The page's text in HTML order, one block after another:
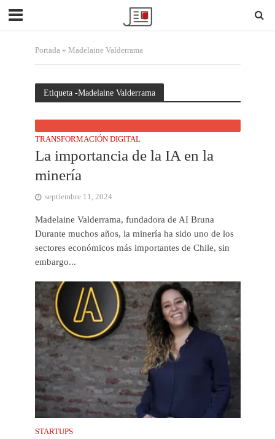
Portada» Madelaine Valderrama
Etiqueta -Madelaine Valderrama
TRANSFORMACIÓN DIGITAL
La importancia de la IA en la
minería
septiembre 11, 2024
Madelaine Valderrama, fundadora de AI Bruna
Durante muchos años, la minería ha sido uno de los
sectores económicos más importantes de Chile, sin
embargo...
STARTUPS